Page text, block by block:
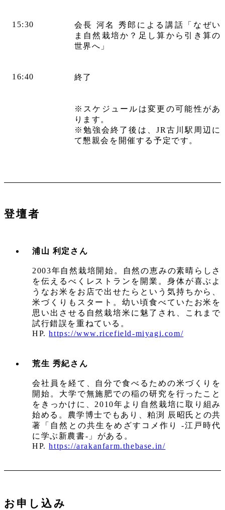
15:30
会長 河名 秀郎による講話「なぜい
ま自然栽培か？足し算から引き算の
世界へ」
16:40 終了
※スケジュールは変更の可能性があ
ります。
※勉強会終了後は、JR古川駅周辺に
て懇親会を開催する予定です。
登壇者
浦山 利定さん
2003年自然栽培開始。自然の恵みの素晴らしさ
を伝えるべくレストランを開業。身体が喜ぶよ
うなお米をお店で出せたらという気持ちから、
米づくりもスタート。幼い頃食べていたお米を
思い出させる自然栽培米に魅了され、これまで
試行錯誤を重ねている。
HP.https://www.ricefield-miyagi.com/
荒生 秀紀さん
会社員を経て、自分で食べるための米づくりを
開始。大学で無施肥での稲の研究を行ったこと
をきっかけに、2010年より自然栽培に取り組み
始める。農学博士でもあり、粕渕 辰昭氏との共
著「自然との共生をめざすコメ作り -江戸時代
に学ぶ新農書-」がある。
HP.https://arakanfarm.thebase.in/
お申し込み